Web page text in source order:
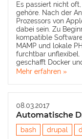
Es passiert nicht
gehöre. Nach der
Prozessors von
dabei sein. Zu
kompatible
MAMP und lokale
furchtbar
geschafft Docker
Mehr erfahren »
08.03.2017
Automatische
bash drupal